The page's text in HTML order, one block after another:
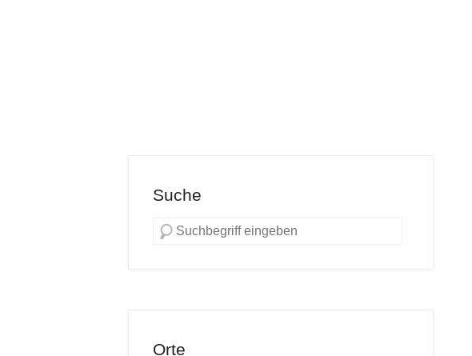
Suche
Orte